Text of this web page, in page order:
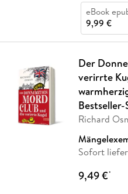
eBook
9,99 €
Der
verirrte
Richard
Sofort
9,49 €*